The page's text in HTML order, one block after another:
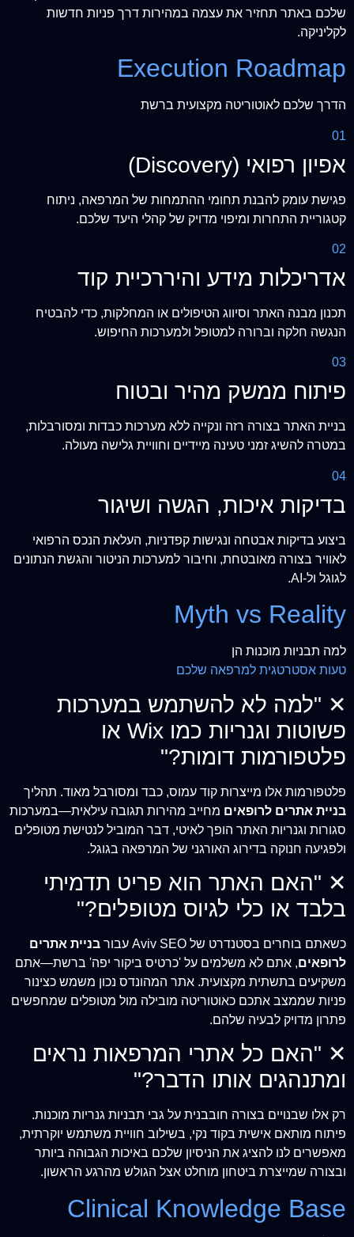
שלכם באתר תחזיר את עצמה במהירות דרך פניות חדשות
לקליניקה.
Execution Roadmap
הדרך שלכם לאוטוריטה מקצועית ברשת
01
אפיון רפואי (Discovery)
פגישת עומק להבנת תחומי ההתמחות של המרפאה, ניתוח
קטגוריית התחרות ומיפוי מדויק של קהלי היעד שלכם.
02
אדריכלות מידע והיררכיית קוד
תכנון מבנה האתר וסיווג הטיפולים או המחלקות, כדי להבטיח
הנגשה חלקה וברורה למטופל ולמערכות החיפוש.
03
פיתוח ממשק מהיר ובטוח
בניית האתר בצורה רזה ונקייה ללא מערכות כבדות ומסורבלות,
במטרה להשיג זמני טעינה מיידיים וחוויית גלישה מעולה.
04
בדיקות איכות, הגשה ושיגור
ביצוע בדיקות אבטחה ונגישות קפדניות, העלאת הנכס הרפואי
לאוויר בצורה מאובטחת, וחיבור למערכות הניטור והגשת הנתונים
לגוגל ול-AI.
Myth vs Reality
למה תבניות מוכנות הן
טעות אסטרטגית למרפאה שלכם
✕ "למה לא להשתמש במערכות
פשוטות וגנריות כמו Wix או
פלטפורמות דומות?"
פלטפורמות אלו מייצרות קוד עמוס, כבד ומסורבל מאוד. תהליך
בניית אתרים לרופאים מחייב מהירות תגובה עילאית—במערכות
סגורות וגנריות האתר הופך לאיטי, דבר המוביל לנטישת מטופלים
ולפגיעה חנוקה בדירוג האורגני של המרפאה בגוגל.
✕ "האם האתר הוא פריט תדמיתי
בלבד או כלי לגיוס מטופלים?"
כשאתם בוחרים בסטנדרט של Aviv SEO עבור
בניית אתרים
לרופאים, אתם לא משלמים על 'כרטיס ביקור יפה' ברשת—אתם
משקיעים בתשתית מקצועית. אתר המהונדס נכון משמש כצינור
פניות שממצב אתכם כאוטוריטה מובילה מול מטופלים שמחפשים
פתרון מדויק לבעיה שלהם.
✕ "האם כל אתרי המרפאות נראים
ומתנהגים אותו הדבר?"
רק אלו שבנויים בצורה חובבנית על גבי תבניות גנריות מוכנות.
פיתוח מותאם אישית בקוד נקי, בשילוב חוויית משתמש יוקרתית,
מאפשרים לנו להציג את הניסיון שלכם באיכות הגבוהה ביותר
ובצורה שמייצרת ביטחון מוחלט אצל הגולש מהרגע הראשון.
Clinical Knowledge Base